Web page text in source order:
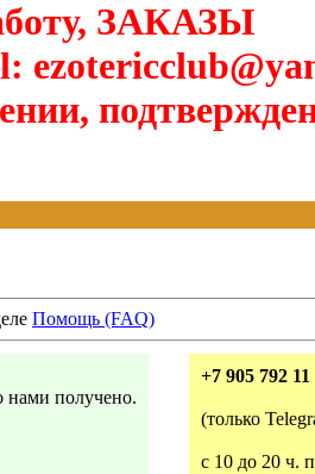
ЗАКАЗЫ
Помощь (FAQ)
нами получено.
+7 905 792 11
(только
с 10 до 20 ч.